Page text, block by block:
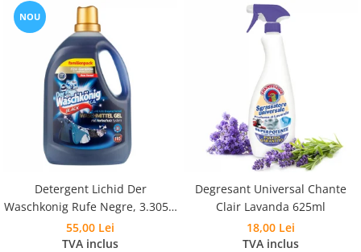
NOU
Detergent Lichid Der
Waschkonig Rufe Negre, 3.305L,
110 Spalari
55,00 Lei
TVA inclus
Degresant Universal Chante
Clair Lavanda 625ml
18,00 Lei
TVA inclus